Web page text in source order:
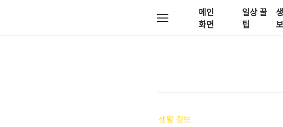
메인
화면
일상 꿀
팁
보
메
생활 정보